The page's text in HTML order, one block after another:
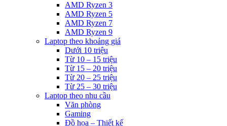
AMD Ryzen 3
AMD Ryzen 5
AMD Ryzen 7
AMD Ryzen 9
Laptop theo khoảng giá
Dưới 10 triệu
Từ 10 – 15 triệu
Từ 15 – 20 triệu
Từ 20 – 25 triệu
Từ 25 – 30 triệu
Laptop theo nhu cầu
Văn phòng
Gaming
Đồ họa – Thiết kế